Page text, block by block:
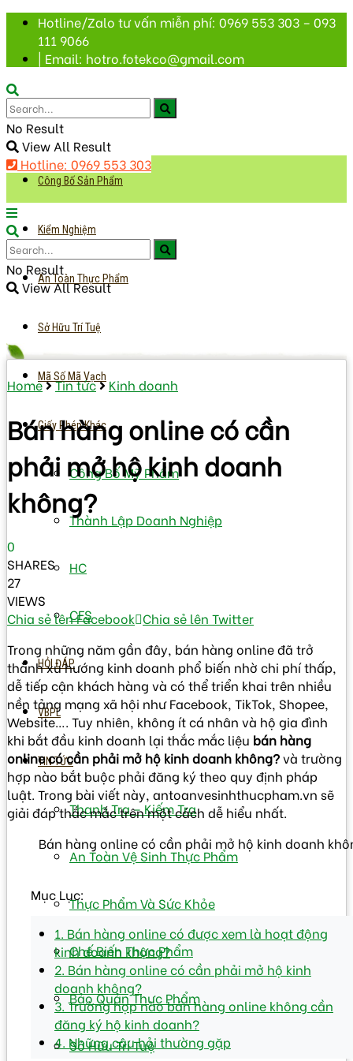
Hotline/Zalo tư vấn miễn phí: 0969 553 303 – 093
111 9066
| Email: hotro.fotekco@gmail.com
No Result
View All Result
Hotline: 0969 553 303
Công Bố Sản Phẩm
Kiểm Nghiệm
An Toàn Thực Phẩm
Sở Hữu Trí Tuệ
Mã Số Mã Vạch
Giấy Phép Khác
Công Bố Mỹ Phẩm
Thành Lập Doanh Nghiệp
HC
CFS
HỎI ĐÁP
VBPL
TIN TỨC
Thanh Tra – Kiếm Tra
An Toàn Vệ Sinh Thực Phẩm
Thực Phẩm Và Sức Khỏe
Chế Biến Thực Phẩm
Bảo Quản Thực Phẩm
Sở Hữu Trí Tuệ
No Result
View All Result
Home Tin tức Kinh doanh
Bán hàng online có cần
phải mở hộ kinh doanh
không?
0
SHARES
27
VIEWS
Chia sẻ lên Facebook Chia sẻ lên Twitter
Trong những năm gần đây, bán hàng online đã trở
thành xu hướng kinh doanh phổ biến nhờ chi phí thấp,
dễ tiếp cận khách hàng và có thể triển khai trên nhiều
nền tảng mạng xã hội như Facebook, TikTok, Shopee,
Website…. Tuy nhiên, không ít cá nhân và hộ gia đình
khi bắt đầu kinh doanh lại thắc mắc liệu bán hàng
online có cần phải mở hộ kinh doanh không?và trường
hợp nào bắt buộc phải đăng ký theo quy định pháp
luật. Trong bài viết này, antoanvesinhthucpham.vn sẽ
giải đáp thắc mắc trên một cách dễ hiểu nhất.
Bán hàng online có cần phải mở hộ kinh doanh
Mục Lục:
1. Bán hàng online có được xem là hoạt động
kinh doanh không?
2. Bán hàng online có cần phải mở hộ kinh
doanh không?
3. Trường hợp nào bán hàng online không cần
đăng ký hộ kinh doanh?
4. Những câu hỏi thường gặp